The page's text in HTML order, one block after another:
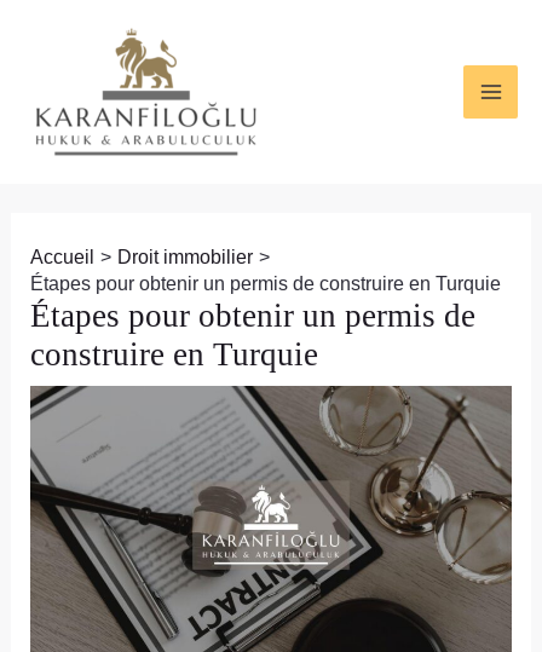
Accueil
Droit immobilier
Étapes pour obtenir un permis de construire en Turquie
Étapes pour obtenir un permis de
construire en Turquie